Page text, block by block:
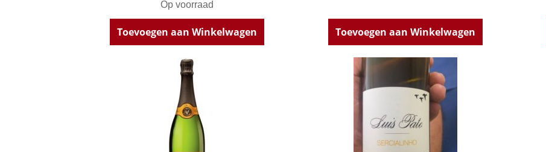
Op voorraad
Toevoegen aan Winkelwagen Toevoegen aan Winkelwagen